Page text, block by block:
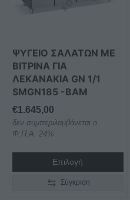
ΨΥΓΕΙΟ ΣΑΛΑΤΩΝ ΜΕ
ΒΙΤΡΙΝΑ ΓΙΑ
ΛΕΚΑΝΑΚΙΑ GN 1/1
SMGN185 -BAM
€1.645,00
δεν συμπεριλαμβάνεται ο
Φ.Π.Α. 24%
Επιλογή
Σύγκριση